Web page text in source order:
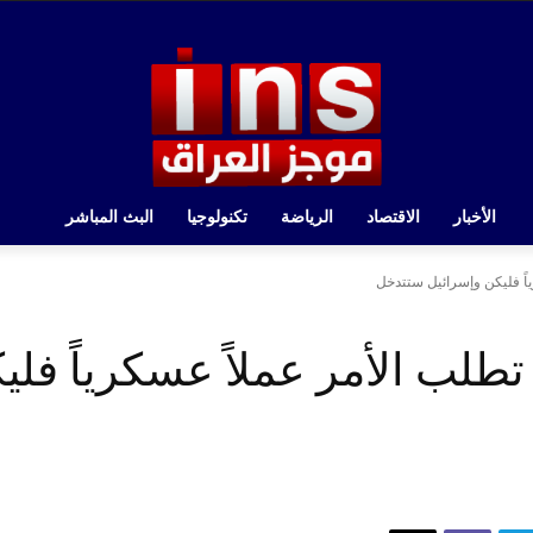
الأخبار الاقتصاد الرياضة تكنولوجيا البث المباشر
فليكن وإسرائيل ستتدخل
الأمر عملاً عسكرياً